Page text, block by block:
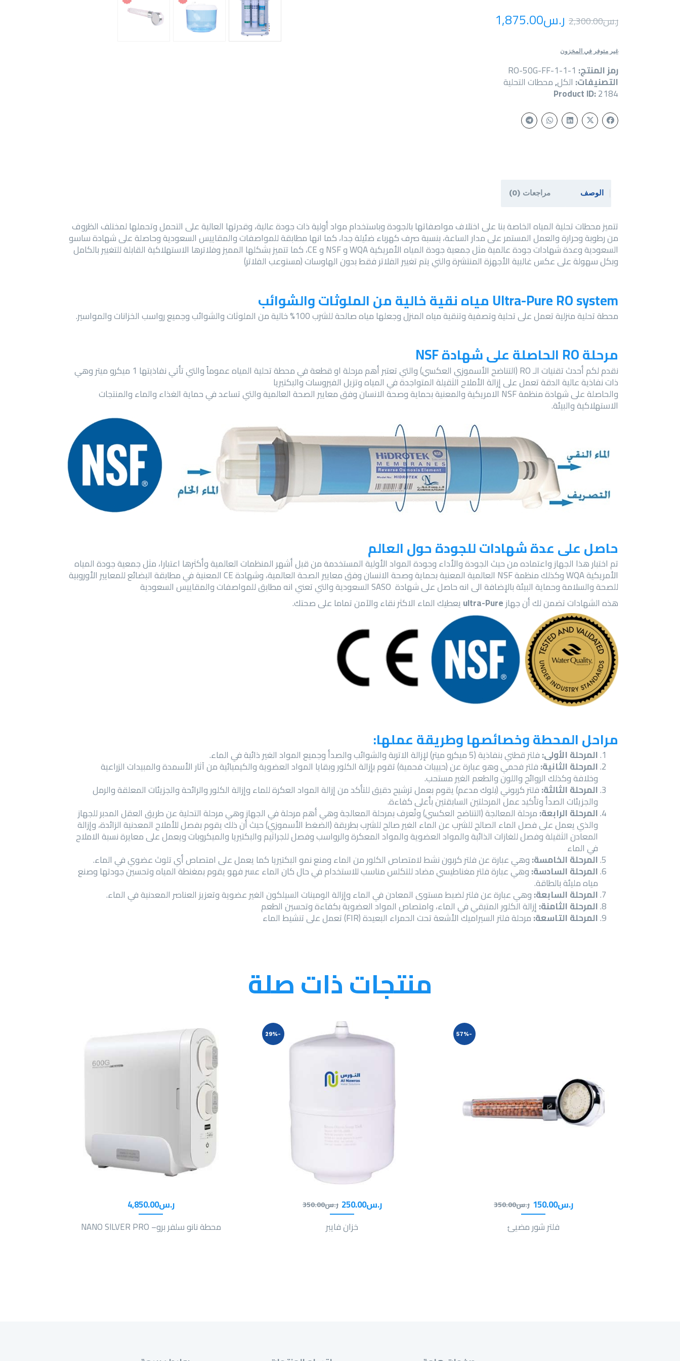
ر.س 2,300.00 ر.س 1,875.00
غير متوفر في المخزون
رمز المنتج: RO-50G-FF-1-1-1
التصنيفات: الكل,محطات التحلية
Product ID:2184
الوصف مراجعات (0)
تتميز محطات تحلية المياه الخاصة بنا على اختلاف مواصفاتها بالجودة وباستخدام مواد أولية ذات جودة عالية، وقدرتها العالية على التحمل وتحملها لمختلف الظروف
من رطوبة وحرارة والعمل المستمر على مدار الساعة، بنسبة صرف كهرباء ضئيلة جدا، كما انها مطابقة للمواصفات والمقاييس السعودية وحاصلة على شهادة ساسو
السعودية وعدة شهادات جودة عالمية مثل جمعية جودة المياه الأمريكية WQA و NSF و CE، كما تتميز بشكلها المميز وفلاترها الاستهلاكية القابلة للتغيير بالكامل
وبكل سهولة على عكس غالبية الأجهزة المنتشرة والتي يتم تغيير الفلاتر فقط بدون الهاوسات (مستوعب الفلاتر)
Ultra-Pure RO system مياه نقية خالية من الملوثات والشوائب
محطة تحلية منزلية تعمل على تحلية وتصفية وتنقية مياه المنزل وجعلها مياه صالحة للشرب 100% خالية من الملوثات والشوائب وجميع رواسب الخزانات والمواسير.
مرحلة RO الحاصلة على شهادة NSF
نقدم لكم أحدث تقنيات الـ RO (التناضح الأسموزي العكسي) والتي تعتبر أهم مرحلة او قطعة في محطة تحلية المياه عموماً والتي تأتي نفاذيتها 1 ميكرو ميتر وهي
ذات نفاذية عالية الدقة تعمل على إزالة الأملاح الثقيلة المتواجدة في المياه وتزيل الفيروسات والبكتيريا
والحاصلة على شهادة منظمة NSF الامريكية والمعنية بحماية وصحة الانسان وفق معايير الصحة العالمية والتي تساعد في حماية الغذاء والماء والمنتجات
الاستهلاكية والبيئة.
حاصل على عدة شهادات للجودة حول العالم
تم اختبار هذا الجهاز واعتماده من حيث الجودة والأداء وجودة المواد الأولية المستخدمة من قبل أشهر المنظمات العالمية وأكثرها اعتبارا، مثل جمعية جودة المياه
الأمريكية WQA وكذلك منظمة NSF العالمية المعنية بحماية وصحة الانسان وفق معايير الصحة العالمية، وشهادة CE المعنية في مطابقة البضائع للمعايير الأوروبية
للصحة والسلامة وحماية البيئة بالإضافة الى انه حاصل على شهادة SASO السعودية والتي تعني انه مطابق للمواصفات والمقاييس السعودية
هذه الشهادات تضمن لك أن جهازultra-Pureيعطيك الماء الاكثر نقاء والآمن تماما على صحتك.
مراحل المحطة وخصائصها وطريقة عملها:
المرحلة الأولى:فلتر قطني بنفاذية (5 ميكرو ميتر) لإزالة الاتربة والشوائب والصدأ وجميع المواد الغير ذائبة في الماء.
المرحلة الثانية:فلتر فحمي وهو عبارة عن (حبيبات فحمية) تقوم بإزالة الكلور وبقايا المواد العضوية والكيميائية من آثار الأسمدة والمبيدات الزراعية
وخلافة وكذلك الروائح واللون والطعم الغير مستحب.
المرحلة الثالثة:فلتر كربوني (بلوك مدعم) يقوم بعمل ترشيح دقيق للتأكد من إزالة المواد العكرة للماء وإزالة الكلور والرائحة والجزيئات المعلقة والرمل
والجزيئات الصدأ وتأكيد عمل المرحلتين السابقتين بأعلى كفاءة.
المرحلة الرابعة:مرحلة المعالجة (التناضح العكسي) وتُعرف بمرحلة المعالجة وهي أهم مرحلة في الجهاز وهي مرحلة التحلية عن طريق العقل المدبر للجهاز
والذي يعمل على فصل الماء الصالح للشرب عن الماء الغير صالح للشرب بطريقة (الضغط الأسموزي) حيث أن ذلك يقوم بفصل للأملاح المعدنية الزائدة، وإزالة
المعادن الثقيلة وفصل للغازات الذائبة والمواد العضوية والمواد المعكرة والرواسب وفصل للجراثيم والبكتيريا والميكروبات ويعمل على معايرة نسبة الاملاح
في الماء
المرحلة الخامسة:وهي عبارة عن فلتر كربون نشط لامتصاص الكلور من الماء ومنع نمو البكتيريا كما يعمل على امتصاص أي تلوث عضوي في الماء.
المرحلة السادسة:وهي عبارة فلتر مغناطيسي مضاد للتكلس مناسب للاستخدام في حال كان الماء عسر فهو يقوم بمغنطة المياه وتحسين جودتها وصنع
مياه مليئة بالطاقة.
المرحلة السابعة:وهي عبارة عن فلتر لضبط مستوى المعادن في الماء وإزالة الومينات السيلكون الغير عضوية وتعزيز العناصر المعدنية في الماء.
المرحلة الثامنة:إزالة الكلور المتبقي في الماء، وامتصاص المواد العضوية بكفاءة وتحسين الطعم
المرحلة التاسعة:مرحلة فلتر السيراميك الأشعة تحت الحمراء البعيدة (FIR) تعمل على تنشيط الماء
منتجات ذات صلة
-57%
ر.س 350.00 ر.س 150.00
فلتر شور مضيئ
-29%
ر.س 350.00 ر.س 250.00
خزان فايبر
ر.س 4,850.00
محطة نانو سلفر برو– NANO SILVER PRO